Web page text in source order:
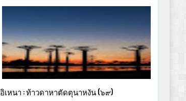
อิเหนา : ท้าวดาหาตัดตุนาหงัน (๖๙)